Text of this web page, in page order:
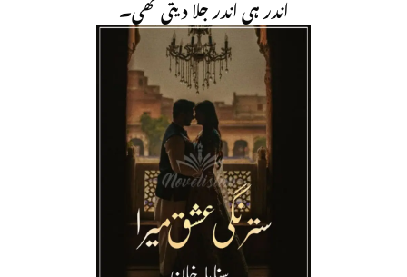
اندر ہی اندر جلا دیتی تھی۔